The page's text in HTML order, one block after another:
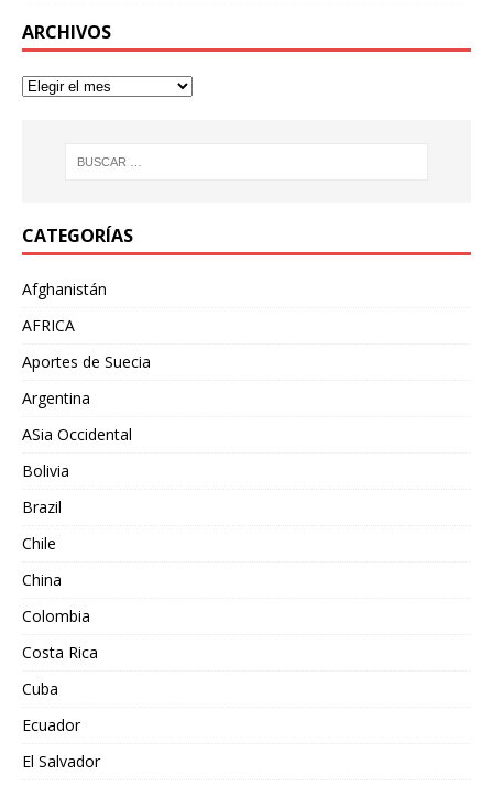
ARCHIVOS
CATEGORÍAS
Afghanistán
AFRICA
Aportes de Suecia
Argentina
ASia Occidental
Bolivia
Brazil
Chile
China
Colombia
Costa Rica
Cuba
Ecuador
El Salvador